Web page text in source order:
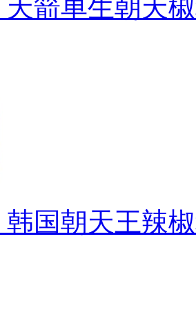
天箭单生朝天
国朝天王辣